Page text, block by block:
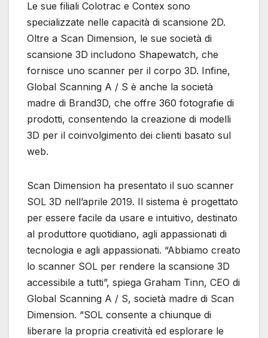
Le sue filiali Colotrac e Contex sono
specializzate nelle capacità di scansione 2D.
Oltre a Scan Dimension, le sue società di
scansione 3D includono Shapewatch, che
fornisce uno scanner per il corpo 3D. Infine,
Global Scanning A / S è anche la società
madre di Brand3D, che offre 360 ​​fotografie di
prodotti, consentendo la creazione di modelli
3D per il coinvolgimento dei clienti basato sul
web.
Scan Dimension ha presentato il suo scanner
SOL 3D nell’aprile 2019. Il sistema è progettato
per essere facile da usare e intuitivo, destinato
al produttore quotidiano, agli appassionati di
tecnologia e agli appassionati. “Abbiamo creato
lo scanner SOL per rendere la scansione 3D
accessibile a tutti”, spiega Graham Tinn, CEO di
Global Scanning A / S, società madre di Scan
Dimension. “SOL consente a chiunque di
liberare la propria creatività ed esplorare le